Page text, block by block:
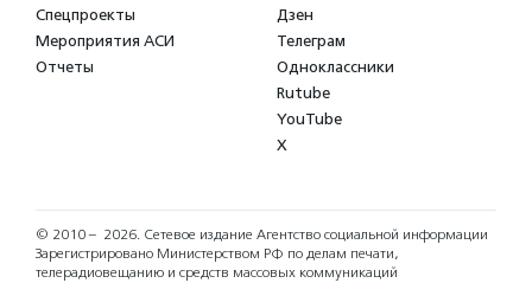
Спецпроекты
Мероприятия АСИ
Отчеты
Дзен
Телеграм
Одноклассники
Rutube
YouTube
X
© 2010 – 2026. Сетевое издание Агентство социальной информации
Зарегистрировано Министерством РФ по делам печати,
телерадиовещанию и средств массовых коммуникаций